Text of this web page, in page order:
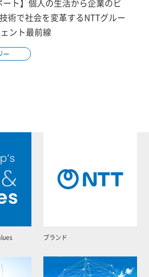
ート】個人の生活から企業のビ
術で社会を変革するNTTグルー
ント最前線
ー
ブランド